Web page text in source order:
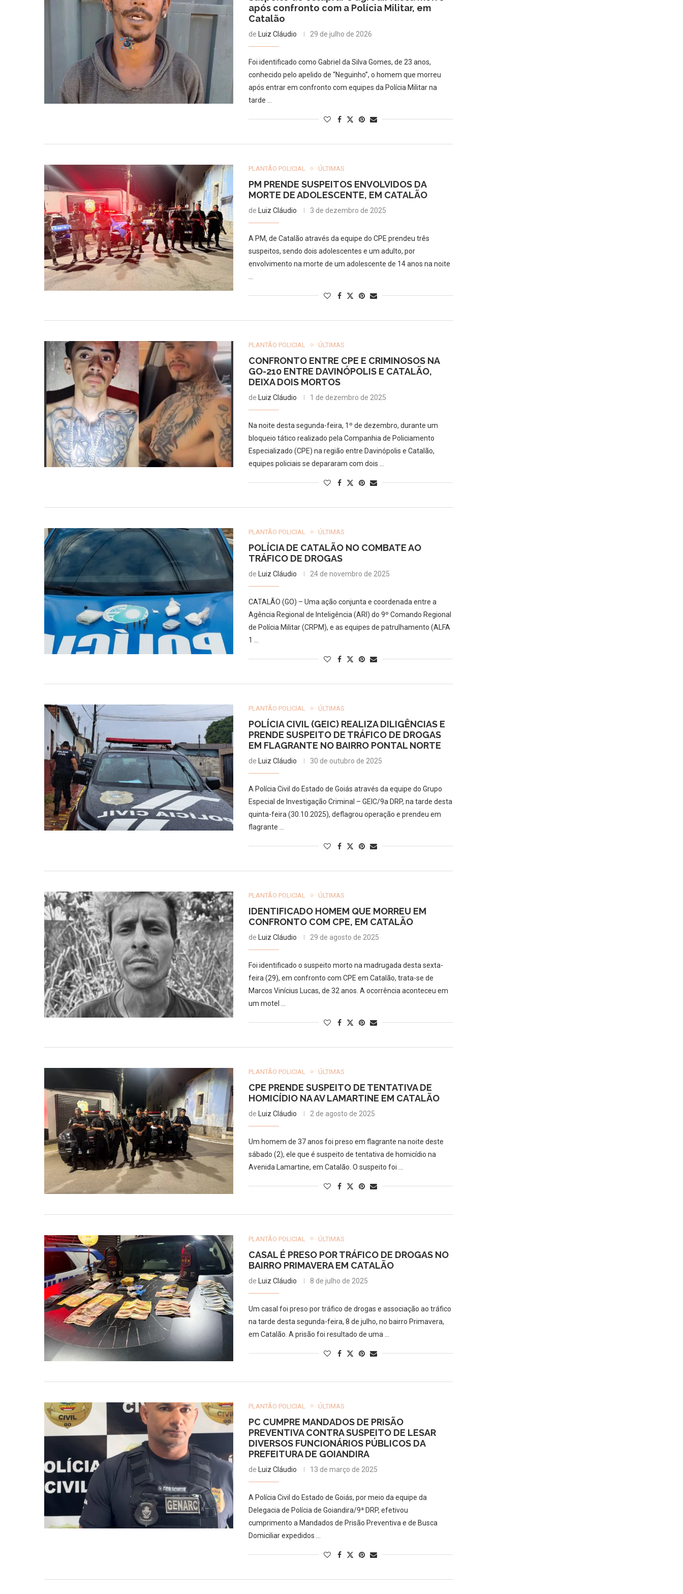
após confronto com a Polícia Militar, em
Catalão
de Luiz Cláudio 29 de julho de 2026
Foi identificado como Gabriel da Silva Gomes, de 23 anos,
conhecido pelo apelido de “Neguinho”, o homem que morreu
após entrar em confronto com equipes da Polícia Militar na
tarde …
PLANTÃO POLICIAL ÚLTIMAS
PM PRENDE SUSPEITOS ENVOLVIDOS DA
MORTE DE ADOLESCENTE, EM CATALÃO
de Luiz Cláudio 3 de dezembro de 2025
A PM, de Catalão através da equipe do CPE prendeu três
suspeitos, sendo dois adolescentes e um adulto, por
envolvimento na morte de um adolescente de 14 anos na noite
PLANTÃO POLICIAL ÚLTIMAS
CONFRONTO ENTRE CPE E CRIMINOSOS NA
GO-210 ENTRE DAVINÓPOLIS E CATALÃO,
DEIXA DOIS MORTOS
de Luiz Cláudio 1 de dezembro de 2025
Na noite desta segunda-feira, 1º de dezembro, durante um
bloqueio tático realizado pela Companhia de Policiamento
Especializado (CPE) na região entre Davinópolis e Catalão,
equipes policiais se depararam com dois …
PLANTÃO POLICIAL ÚLTIMAS
POLÍCIA DE CATALÃO NO COMBATE AO
TRÁFICO DE DROGAS
de Luiz Cláudio 24 de novembro de 2025
CATALÃO (GO) – Uma ação conjunta e coordenada entre a
Agência Regional de Inteligência (ARI) do 9º Comando Regional
de Polícia Militar (CRPM), e as equipes de patrulhamento (ALFA
1 …
PLANTÃO POLICIAL ÚLTIMAS
POLÍCIA CIVIL (GEIC) REALIZA DILIGÊNCIAS E
PRENDE SUSPEITO DE TRÁFICO DE DROGAS
EM FLAGRANTE NO BAIRRO PONTAL NORTE
de Luiz Cláudio 30 de outubro de 2025
A Polícia Civil do Estado de Goiás através da equipe do Grupo
Especial de Investigação Criminal – GEIC/9a DRP, na tarde desta
quinta-feira (30.10.2025), deflagrou operação e prendeu em
flagrante …
PLANTÃO POLICIAL ÚLTIMAS
IDENTIFICADO HOMEM QUE MORREU EM
CONFRONTO COM CPE, EM CATALÃO
de Luiz Cláudio 29 de agosto de 2025
Foi identificado o suspeito morto na madrugada desta sexta-
feira (29), em confronto com CPE em Catalão, trata-se de
Marcos Vinícius Lucas, de 32 anos. A ocorrência aconteceu em
um motel …
PLANTÃO POLICIAL ÚLTIMAS
CPE PRENDE SUSPEITO DE TENTATIVA DE
HOMICÍDIO NA AV LAMARTINE EM CATALÃO
de Luiz Cláudio 2 de agosto de 2025
Um homem de 37 anos foi preso em flagrante na noite deste
sábado (2), ele que é suspeito de tentativa de homicídio na
Avenida Lamartine, em Catalão. O suspeito foi …
PLANTÃO POLICIAL ÚLTIMAS
CASAL É PRESO POR TRÁFICO DE DROGAS NO
BAIRRO PRIMAVERA EM CATALÃO
de Luiz Cláudio 8 de julho de 2025
Um casal foi preso por tráfico de drogas e associação ao tráfico
na tarde desta segunda-feira, 8 de julho, no bairro Primavera,
em Catalão. A prisão foi resultado de uma …
PLANTÃO POLICIAL ÚLTIMAS
PC CUMPRE MANDADOS DE PRISÃO
PREVENTIVA CONTRA SUSPEITO DE LESAR
DIVERSOS FUNCIONÁRIOS PÚBLICOS DA
PREFEITURA DE GOIANDIRA
de Luiz Cláudio 13 de março de 2025
A Polícia Civil do Estado de Goiás, por meio da equipe da
Delegacia de Polícia de Goiandira/9ª DRP, efetivou
cumprimento a Mandados de Prisão Preventiva e de Busca
Domiciliar expedidos …